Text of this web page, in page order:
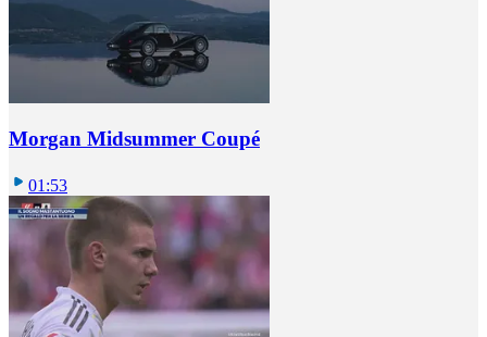
Morgan Midsummer Coupé
01:53